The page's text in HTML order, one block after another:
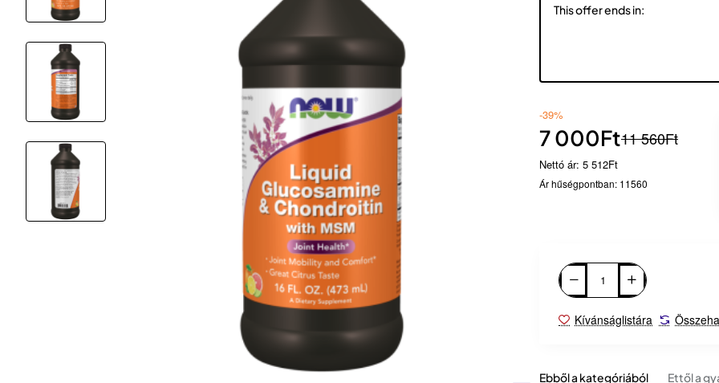
This offer ends in:
-39%
7 000Ft11 560Ft
Nettó ár: 5 512Ft
Ár hűségpontban: 11560
Kívánságlistára
Ebből a kategóriából Ettől a